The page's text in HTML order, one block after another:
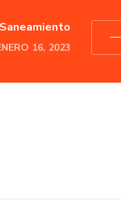
16, 2023